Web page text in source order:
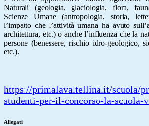
Naturali (geologia, glaciologia, flora,
Scienze Umane (antropologia, storia,
l’impatto che l’attività umana ha avuto
architettura, etc.) o anche l’influenza che la
persone (benessere, rischio idro-geologico,
etc.).
https://primalavaltellina.it/scuola/
studenti-per-il-concorso-la-scuola-
Allegati